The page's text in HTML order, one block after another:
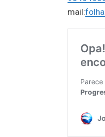
mail: